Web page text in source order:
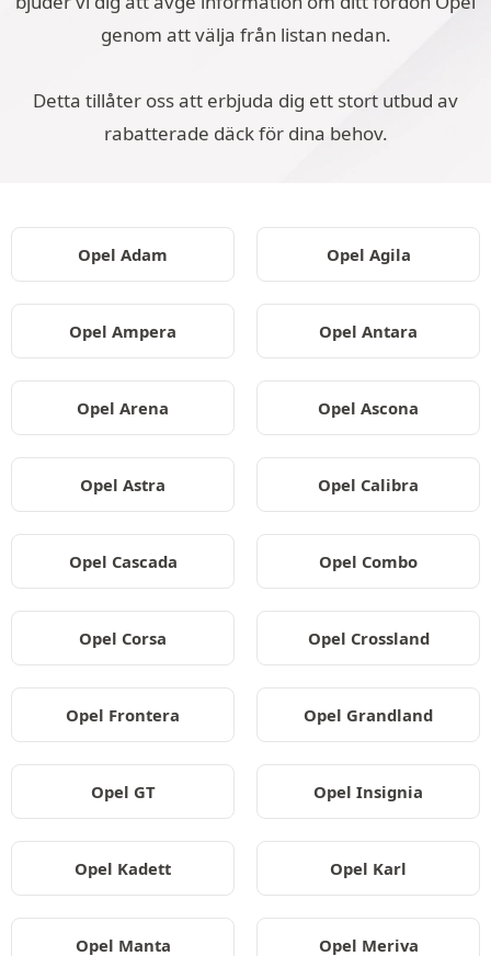
genom att välja från listan nedan.
Detta tillåter oss att erbjuda dig ett stort utbud av
rabatterade däck för dina behov.
Opel Adam Opel Agila
Opel Ampera Opel Antara
Opel Arena Opel Ascona
Opel Astra Opel Calibra
Opel Cascada Opel Combo
Opel Corsa Opel Crossland
Opel Frontera Opel Grandland
Opel GT Opel Insignia
Opel Kadett Opel Karl
Opel Manta Opel Meriva